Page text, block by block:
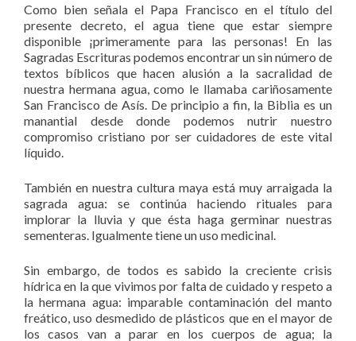
Como bien señala el Papa Francisco en el título del
presente decreto, el agua tiene que estar siempre
disponible ¡primeramente para las personas! En las
Sagradas Escrituras podemos encontrar un sin número de
textos bíblicos que hacen alusión a la sacralidad de
nuestra hermana agua, como le llamaba cariñosamente
San Francisco de Asís. De principio a fin, la Biblia es un
manantial desde donde podemos nutrir nuestro
compromiso cristiano por ser cuidadores de este vital
líquido.
También en nuestra cultura maya está muy arraigada la
sagrada agua: se continúa haciendo rituales para
implorar la lluvia y que ésta haga germinar nuestras
sementeras. Igualmente tiene un uso medicinal.
Sin embargo, de todos es sabido la creciente crisis
hídrica en la que vivimos por falta de cuidado y respeto a
la hermana agua: imparable contaminación del manto
freático, uso desmedido de plásticos que en el mayor de
los casos van a parar en los cuerpos de agua; la